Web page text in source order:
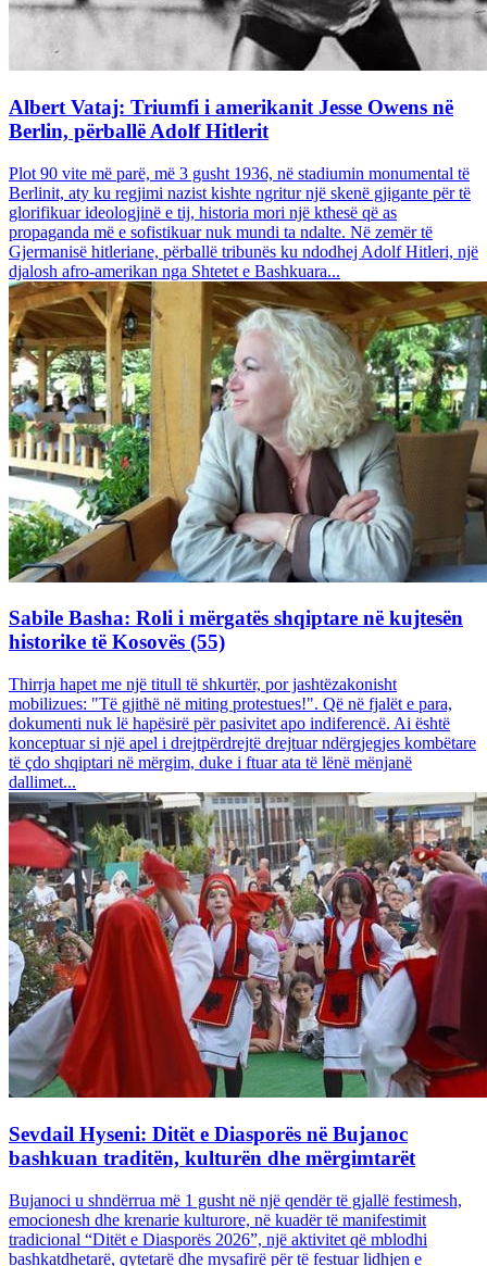
Albert Vataj: Triumfi i amerikanit Jesse Owens në
Berlin, përballë Adolf Hitlerit
Plot 90 vite më parë, më 3 gusht 1936, në stadiumin monumental të
Berlinit, aty ku regjimi nazist kishte ngritur një skenë gjigante për të
glorifikuar ideologjinë e tij, historia mori një kthesë që as
propaganda më e sofistikuar nuk mundi ta ndalte. Në zemër të
Gjermanisë hitleriane, përballë tribunës ku ndodhej Adolf Hitleri, një
djalosh afro-amerikan nga Shtetet e Bashkuara...
Sabile Basha: Roli i mërgatës shqiptare në kujtesën
historike të Kosovës (55)
Thirrja hapet me një titull të shkurtër, por jashtëzakonisht
mobilizues: "Të gjithë në miting protestues!". Që në fjalët e para,
dokumenti nuk lë hapësirë për pasivitet apo indiferencë. Ai është
konceptuar si një apel i drejtpërdrejtë drejtuar ndërgjegjes kombëtare
të çdo shqiptari në mërgim, duke i ftuar ata të lënë mënjanë
dallimet...
Sevdail Hyseni: Ditët e Diasporës në Bujanoc
bashkuan traditën, kulturën dhe mërgimtarët
Bujanoci u shndërrua më 1 gusht në një qendër të gjallë festimesh,
emocionesh dhe krenarie kulturore, në kuadër të manifestimit
tradicional “Ditët e Diasporës 2026”, një aktivitet që mblodhi
bashkatdhetarë, qytetarë dhe mysafirë për të festuar lidhjen e